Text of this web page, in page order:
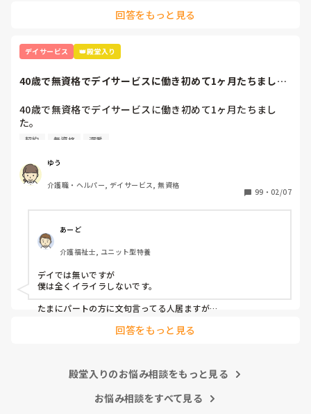
しかし個浴も機械浴も見たこともないし、教えて貰ってもな
だけ受け、1人でやらなければいけない感じです。
全介の人の移乗もまだ1人でできないのに、そんな方の入浴
出来ないと訴えましたが、移乗の時だけ助けを呼べばいい
未経験で入って、もっと指導をしてもらえると思ってました
が、どこでもそんなものですか？
初めて介護につき、仕事は楽しいと思ったのですが、自信な
す。
う
回答をもっと見る
デイサービス 👑殿堂入り
40歳で無資格でデイサービスに働き初めて1ヶ月たちまし
40歳で無資格でデイサービスに働き初めて1ヶ月たちまし
た。
応募内容は1日4時間～週3勤務でした。
たのでレクが中心になる午後から勤務が向いているかな？と
所長さんに言われ午後からの勤務に決まりました。
ですが、いざ働き始めたら私のような少ない時間での勤務さ
私は午後からなので入浴介助やお昼ご飯が終り口腔も済ませ
た頃に出勤します。
1日働いてる方に聞きたいです。
ハッキリ言ってそんな時間に来る私にみなさんはイライラし
ますか？
最初の契約で時間は決まってしまったのでしばらくはこの時
間でやりますが…
契約 無資格 遅番
ゆう
介護職・ヘルパー, デイサービス, 無資格
99 ・ 02/07
あーど
介護福祉士, ユニット型特養
デイでは無いですが
僕は全くイライラしないです。
たまにパートの方に文句言ってる人居ますが
パートさんは短時間ながらその時間は正直正社より働いてくれ
回答をもっと見る
殿堂入りのお悩み相談をもっと見る
お悩み相談をすべて見る